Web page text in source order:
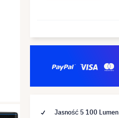
Jasność 5 100 Lumen